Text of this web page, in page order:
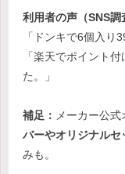
利用者の声（SNS調
「ドンキで6個入り
「楽天でポイント
た。」
補足： メーカー公式
バーやオリジナルセ
みも。